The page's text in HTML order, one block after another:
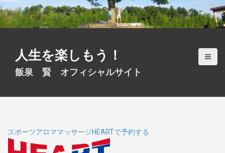
S
k
t
人生を楽しもう！
飯泉 賢 オフィシャルサイト
スポーツアロママッサージHEARTで予約する